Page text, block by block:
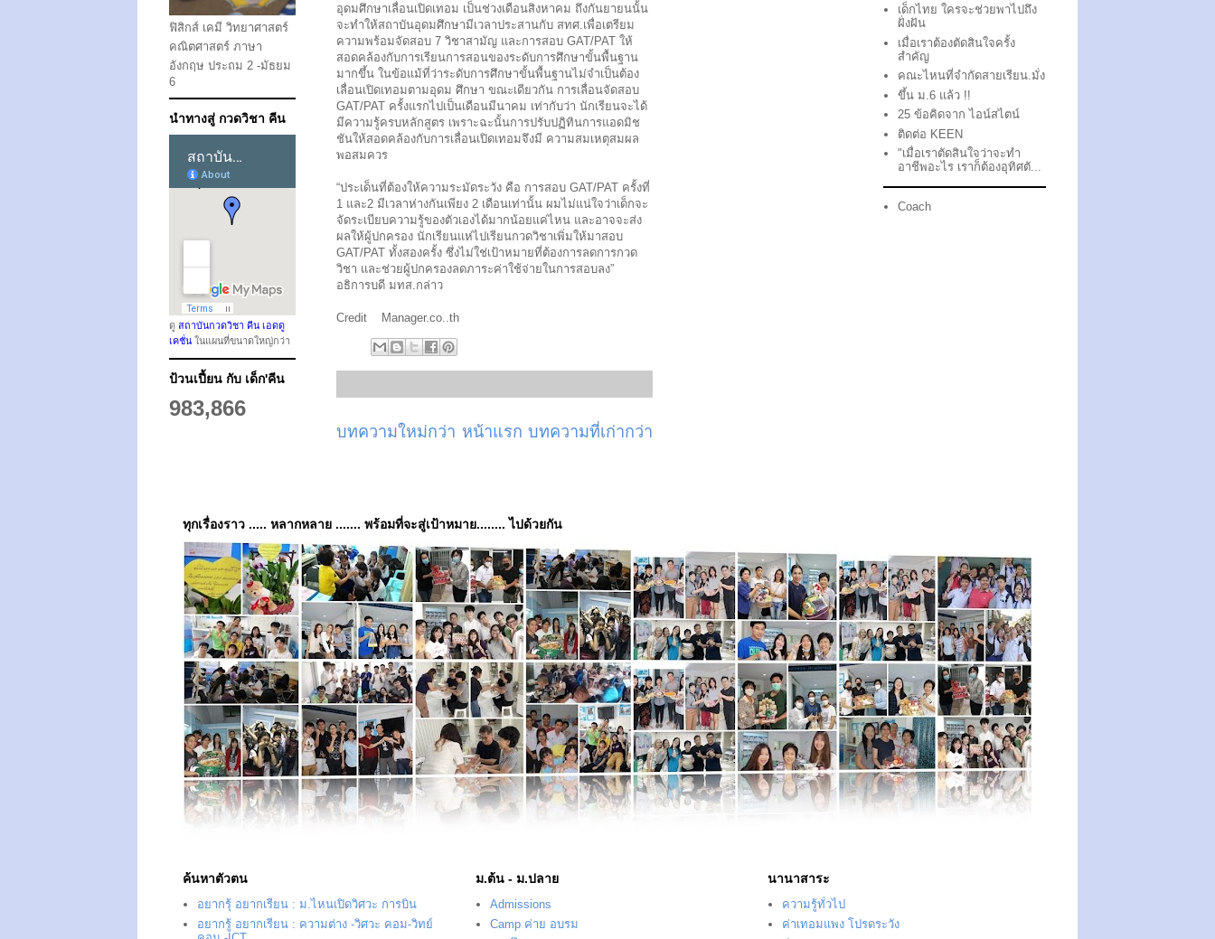
อุดมศึกษาเลื่อนเปิดเทอม เป็นช่วงเดือนสิงหาคม ถึงกันยายนนั้น
จะทำให้สถาบันอุดมศึกษามีเวลาประสานกับ สทศ.เพื่อเตรียม
ความพร้อมจัดสอบ 7 วิชาสามัญ และการสอบ GAT/PAT ให้
สอดคล้องกับการเรียนการสอนของระดับการศึกษาขั้นพื้นฐาน
มากขึ้น ในข้อแม้ที่ว่าระดับการศึกษาขั้นพื้นฐานไม่จำเป็นต้อง
เลื่อนเปิดเทอมตามอุดม ศึกษา ขณะเดียวกัน การเลื่อนจัดสอบ
GAT/PAT ครั้งแรกไปเป็นเดือนมีนาคม เท่ากับว่า นักเรียนจะได้
มีความรู้ครบหลักสูตร เพราะฉะนั้นการปรับปฏิทินการแอดมิช
ชันให้สอดคล้องกับการเลื่อนเปิดเทอมจึงมี ความสมเหตุสมผล
พอสมควร
“ประเด็นที่ต้องให้ความระมัดระวัง คือ การสอบ GAT/PAT ครั้งที่
1 และ2 มีเวลาห่างกันเพียง 2 เดือนเท่านั้น ผมไม่แน่ใจว่าเด็กจะ
จัดระเบียบความรู้ของตัวเองได้มากน้อยแค่ไหน และอาจจะส่ง
ผลให้ผู้ปกครอง นักเรียนแห่ไปเรียนกวดวิชาเพิ่มให้มาสอบ
GAT/PAT ทั้งสองครั้ง ซึ่งไม่ใช่เป้าหมายที่ต้องการลดการกวด
วิชา และช่วยผู้ปกครองลดภาระค่าใช้จ่ายในการสอบลง”
อธิการบดี มทส.กล่าว
Credit Manager.co..th
บทความใหม่กว่า บทความที่เก่ากว่า
หน้าแรก
ฟิสิกส์ เคมี วิทยาศาสตร์
คณิตศาสตร์ ภาษา
อังกฤษ ประถม 2 -มัธยม
6
นำทางสู่ กวดวิชา คีน
ดู สถาบันกวดวิชา คีน เอดดู
เคชั่น ในแผนที่ขนาดใหญ่กว่า
ป้วนเปี้ยน กับ เด็ก'คีน
983,866
เด็กไทย ใครจะช่วยพาไปถึง
ฝั่งฝัน
เมื่อเราต้องตัดสินใจครั้ง
สำคัญ
คณะไหนที่จำกัดสายเรียน.มั่ง
ขึ้น ม.6 แล้ว !!
25 ข้อคิดจาก ไอน์สไตน์
ติดต่อ KEEN
"เมื่อเราตัดสินใจว่าจะทำ
อาชีพอะไร เราก็ต้องอุทิศตั...
Coach
ทุกเรื่องราว ..... หลากหลาย ....... พร้อมที่จะสู่เป้าหมาย........ ไปด้วยกัน
ค้นหาตัวตน
อยากรุ้ อยากเรียน : ม.ไหนเปิดวิศวะ การบิน
อยากรู้ อยากเรียน : ความต่าง -วิศวะ คอม-วิทย์
ม.ต้น - ม.ปลาย
Admissions
Camp ค่าย อบรม
นานาสาระ
ความรู้ทั่วไป
ค่าเทอมแพง โปรดระวัง